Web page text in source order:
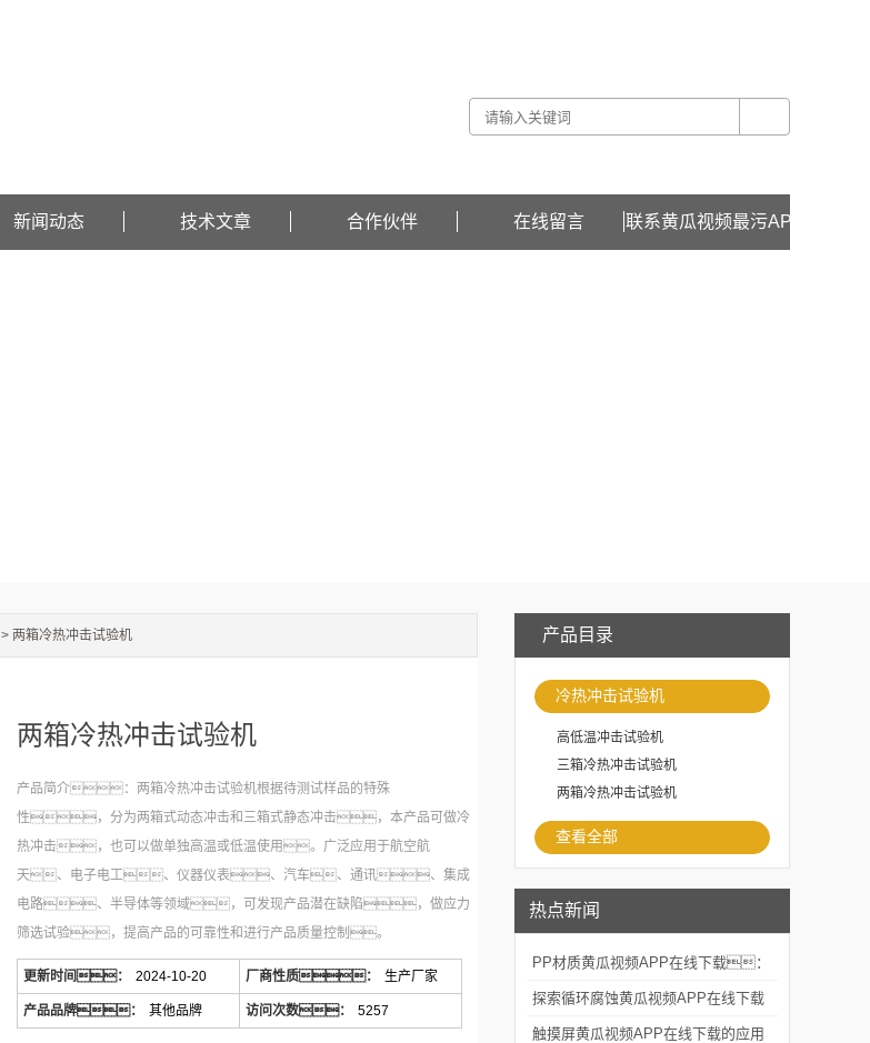
新闻动态 技术文章 合作伙伴 在线留言 联系黄瓜视频最污APP
产品目录
冷热冲击试验机
高低温冲击试验机
三箱冷热冲击试验机
两箱冷热冲击试验机
查看全部
热点新闻
PP材质黄瓜视频APP在线下载：
技术细节与应用场景
探索循环腐蚀黄瓜视频APP在线下载
的应用深度
触摸屏黄瓜视频APP在线下载的应用
> 两箱冷热冲击试验机
两箱冷热冲击试验机
产品简介：两箱冷热冲击试验机根据待测试样品的特殊
性，分为两箱式动态冲击和三箱式静态冲击，本产品可做冷
热冲击，也可以做单独高温或低温使用。广泛应用于航空航
天、电子电工、仪器仪表、汽车、通讯、集成
电路、半导体等领域，可发现产品潜在缺陷，做应力
筛选试验，提高产品的可靠性和进行产品质量控制。
更新时间： 2024-10-20 厂商性质： 生产厂家
产品品牌： 其他品牌 访问次数： 5257